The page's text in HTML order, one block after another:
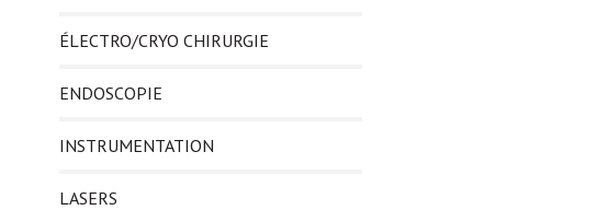
ÉLECTRO/CRYO CHIRURGIE
ENDOSCOPIE
INSTRUMENTATION
LASERS